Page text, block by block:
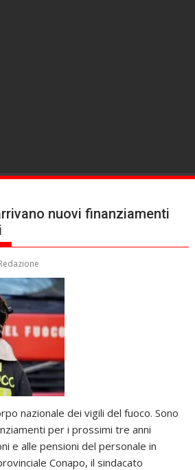
nuovi finanziamenti
nazionale dei vigili del fuoco. Sono
per i prossimi tre anni
e alle pensioni del personale in
Conapo, il sindacato